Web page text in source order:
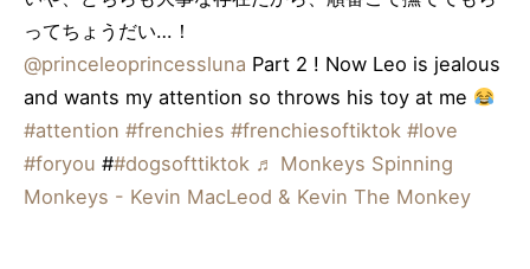
ってちょうだい…！
@princeleoprincessluna Part 2 ! Now Leo is jealous
and wants my attention so throws his toy at me
#attention #frenchies #frenchiesoftiktok #love
#foryou ##dogsofttiktok ♬ Monkeys Spinning
Monkeys - Kevin MacLeod & Kevin The Monkey